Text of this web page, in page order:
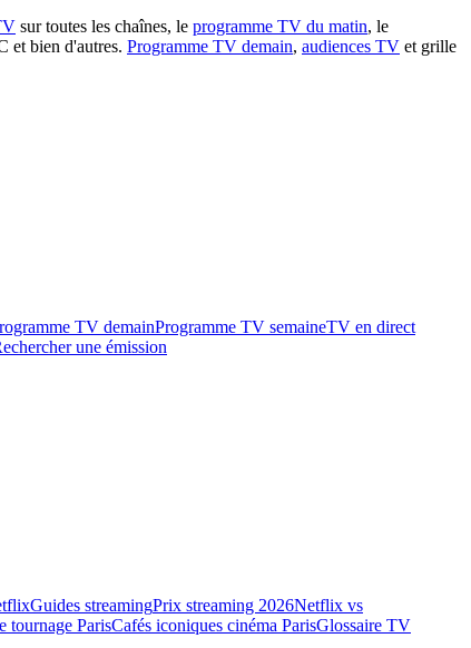
sur toutes les chaînes, le programme TV du matin, le
et bien d'autres. Programme TV demain, audiences TV et grille
TV demainProgramme TV semaineTV en direct
une émission
Guides streamingPrix streaming 2026Netflix vs
tournage ParisCafés iconiques cinéma ParisGlossaire TV